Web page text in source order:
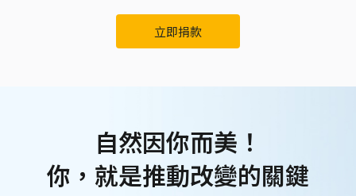
立即捐款
自然因你而美！
你，就是推動改變的關鍵